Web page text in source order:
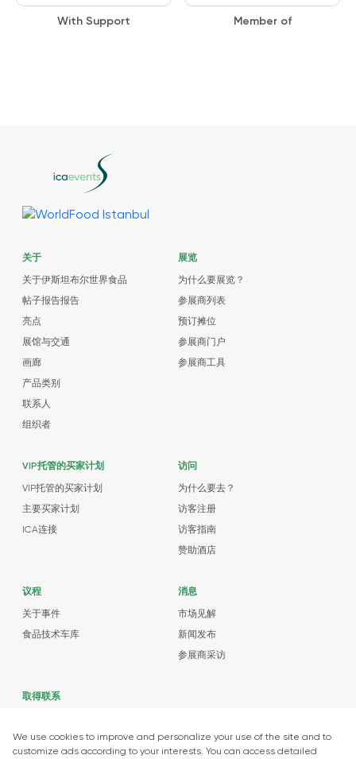
With Support Member of
关于
关于伊斯坦布尔世界食品
帖子报告报告
亮点
展馆与交通
画廊
产品类别
联系人
组织者
展览
为什么要展览？
参展商列表
预订摊位
参展商门户
参展商工具
VIP托管的买家计划
VIP托管的买家计划
主要买家计划
ICA连接
访问
为什么要去？
访客注册
访客指南
赞助酒店
议程
关于事件
食品技术车库
消息
市场见解
新闻发布
参展商采访
取得联系
info.turkey@icaevents.com.tr